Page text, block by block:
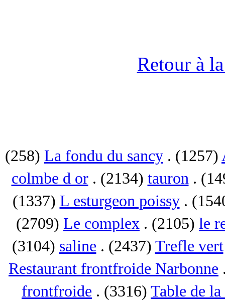
Retour à
(258) La fondu du sancy . (1257)
colmbe d or. (2134) tauron.
(1337) L esturgeon poissy.
(2709) Le complex . (2105) le
(3104) saline . (2437) Trefle vert
Restaurant frontfroide Narbonne
frontfroide . (3316) Table de